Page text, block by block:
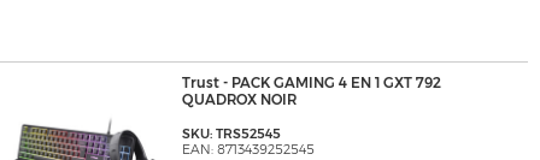
Trust - PACK GAMING 4 EN 1 GXT 792
QUADROX NOIR
SKU: TRS52545
EAN: 8713439252545